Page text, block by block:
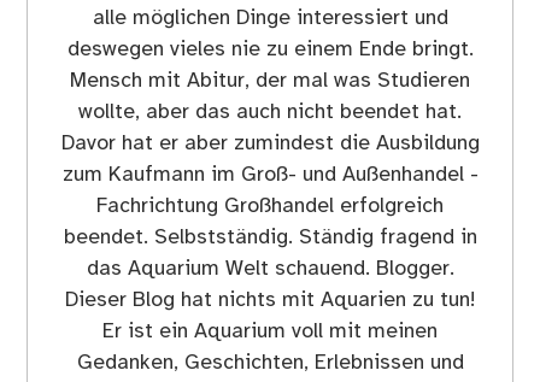
alle möglichen Dinge interessiert und
deswegen vieles nie zu einem Ende bringt.
Mensch mit Abitur, der mal was Studieren
wollte, aber das auch nicht beendet hat.
Davor hat er aber zumindest die Ausbildung
zum Kaufmann im Groß- und Außenhandel -
Fachrichtung Großhandel erfolgreich
beendet. Selbstständig. Ständig fragend in
das Aquarium Welt schauend. Blogger.
Dieser Blog hat nichts mit Aquarien zu tun!
Er ist ein Aquarium voll mit meinen
Gedanken, Geschichten, Erlebnissen und